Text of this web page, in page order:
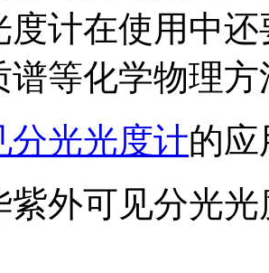
度计在使用中
谱等化学物理
分光光度计的应
紫外可见分光